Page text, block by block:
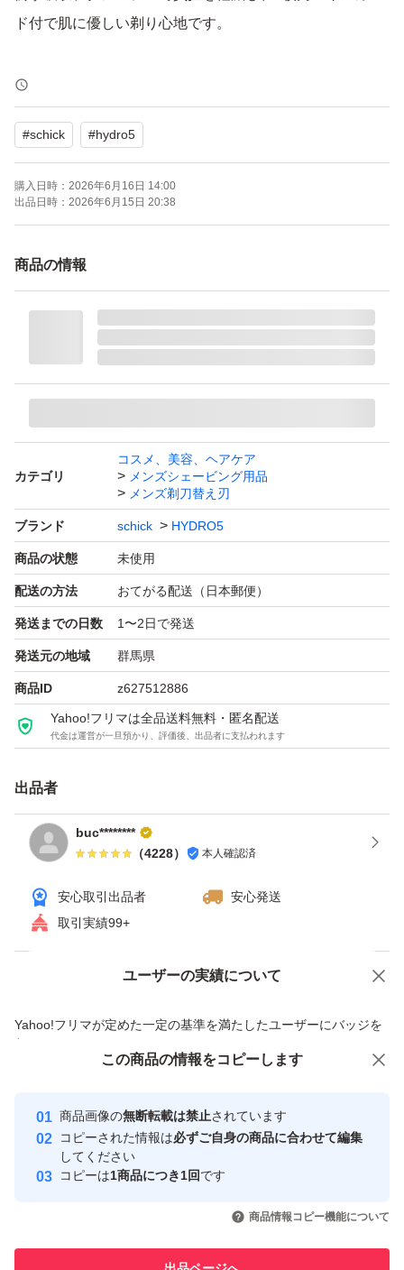
ド付で肌に優しい剃り心地です。
未使用品ですが、自宅保管のため、神経質な方はご遠慮く
ださい。よろしくお願いいたします。
発送はビニール袋に入れて茶封筒の簡易包装です。
シック ハイドロ5 カスタム ホルダー+替刃 17個 5枚刃 ひ
げそり 髭剃り SCHICK HYDRO5 CUSTOM
#schick #hydro5
購入日時： 2026年6月16日 14:00
出品日時： 2026年6月15日 20:38
商品の情報
カテゴリ
コスメ、美容、ヘアケア
メンズシェービング用品
メンズ剃刀替え刃
ブランド schick HYDRO5
商品の状態 未使用
配送の方法 おてがる配送（日本郵便）
発送までの日数 1〜2日で発送
発送元の地域 群馬県
商品ID z627512886
Yahoo!フリマは全品送料無料・匿名配送
代金は運営が一旦預かり、評価後、出品者に支払われます
出品者
buc********
（4228） 本人確認済
安心取引出品者
安心発送
取引実績99+
ユーザーの実績について
Yahoo!フリマが定めた一定の基準を満たしたユーザーにバッジを
付与しています
安心取引出品者
心・安全なユーザーです
取引実績
引を完了させた実績があります
価格の相談 商品への質問
この商品の情報をコピーします
商品画像の無断転載は禁止されています
コピーされた情報は必ずご自身の商品に合わせて編集
してください
コピーは1商品につき1回です
商品情報コピー機能について
この商品をみている人にオススメ